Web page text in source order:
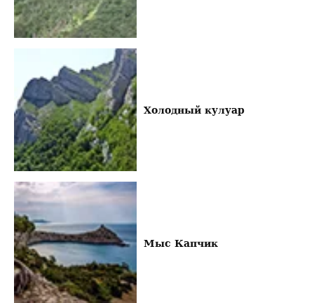
Холодный кулуар
Мыс Капчик